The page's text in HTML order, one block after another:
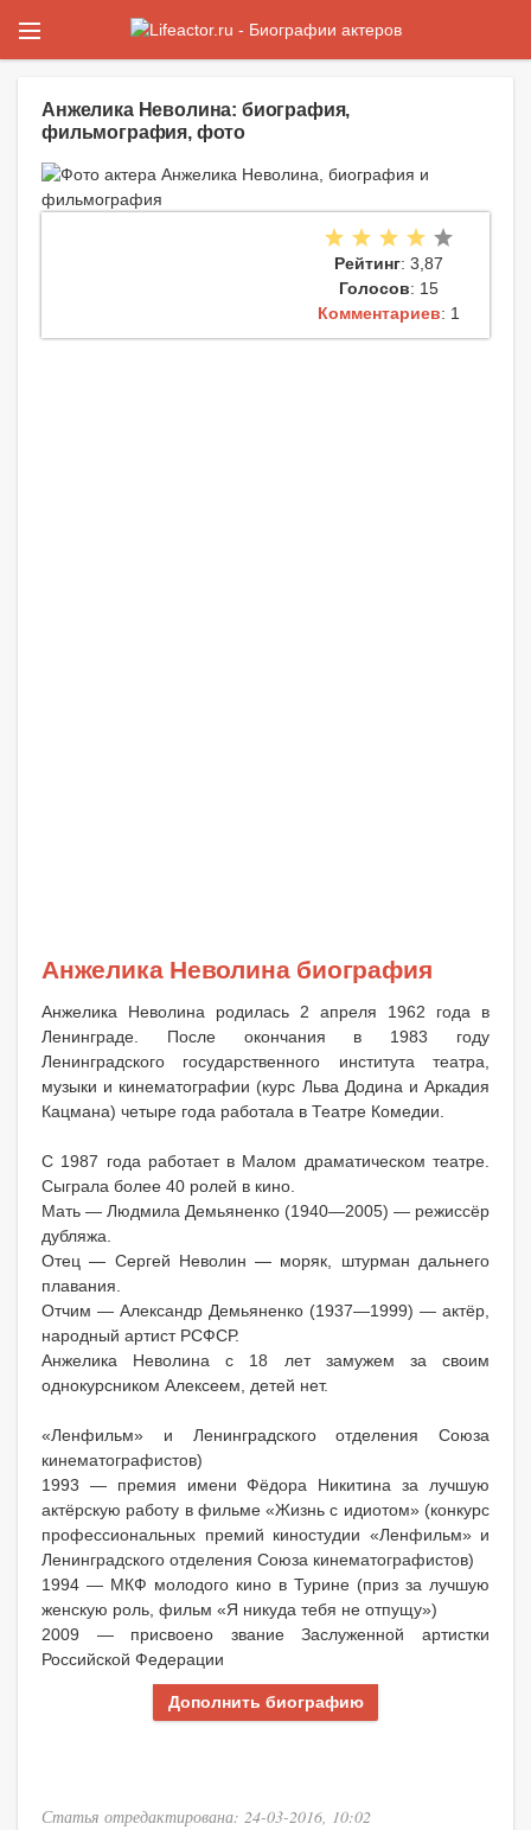
Анжелика Неволина: биография,
фильмография, фото
Рейтинг: 3,87
Голосов: 15
Комментариев: 1
Анжелика Неволина биография
Анжелика Неволина родилась 2 апреля 1962 года в
Ленинграде. После окончания в 1983 году
Ленинградского государственного института театра,
музыки и кинематографии (курс Льва Додина и Аркадия
Кацмана) четыре года работала в Театре Комедии.
С 1987 года работает в Малом драматическом театре.
Сыграла более 40 ролей в кино.
Мать — Людмила Демьяненко (1940—2005) — режиссёр
дубляжа.
Отец — Сергей Неволин — моряк, штурман дальнего
плавания.
Отчим — Александр Демьяненко (1937—1999) — актёр,
народный артист РСФСР.
Анжелика Неволина с 18 лет замужем за своим
однокурсником Алексеем, детей нет.
«Ленфильм» и Ленинградского отделения Союза
кинематографистов)
1993 — премия имени Фёдора Никитина за лучшую
актёрскую работу в фильме «Жизнь с идиотом» (конкурс
профессиональных премий киностудии «Ленфильм» и
Ленинградского отделения Союза кинематографистов)
1994 — МКФ молодого кино в Турине (приз за лучшую
женскую роль, фильм «Я никуда тебя не отпущу»)
2009 — присвоено звание Заслуженной артистки
Российской Федерации
Дополнить биографию
Статья отредактирована: 24-03-2016, 10:02